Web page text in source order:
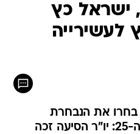
ישראל כץ
לעשירייה
בחרו את הנבחרת
שתרוץ בבחירות לכנסת ה-25: יו"ר הסיעה זכה